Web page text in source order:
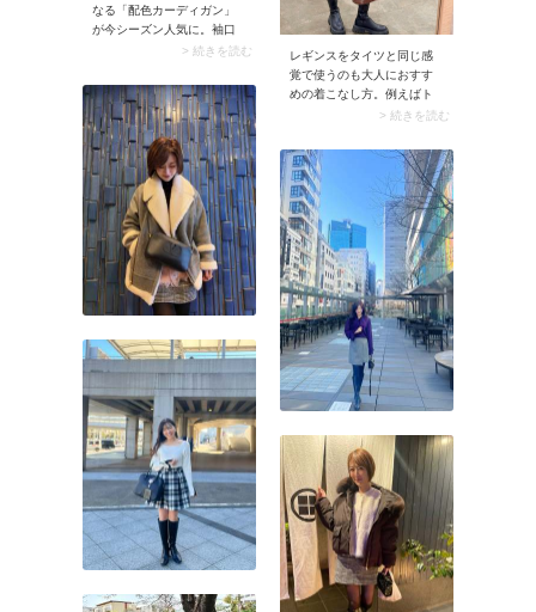
なる「配色カーディガン」
が今シーズン人気に。袖口
や襟に配色切り替えを施し
存在感。前を閉めて着こな
すと、きれいめ感が高まっ
て今どきのルックスに決ま
りますよ。
> 続きを読む
レギンスをタイツと同じ感
覚で使うのも大人におすす
めの着こなし方。例えばト
レンドのミニスカートは1枚
が、レギンスと組めば頼れ
るカバーアイテムに変身。
ボリュームニットとタイト
なブーツを合わせると、キ
ャッチーな遊び心のある装
いが完成します。組み合わ
せ方に自信のない方はモデ
ルさんのように、フレアス
カート付きのレギンスを選
ぶのもおすすめ。
> 続きを読む